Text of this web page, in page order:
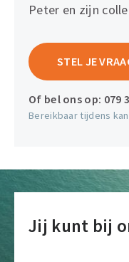
Peter en zijn
STEL JE
Of bel ons op: 079
Bereikbaar tijdens
Jij kunt bij